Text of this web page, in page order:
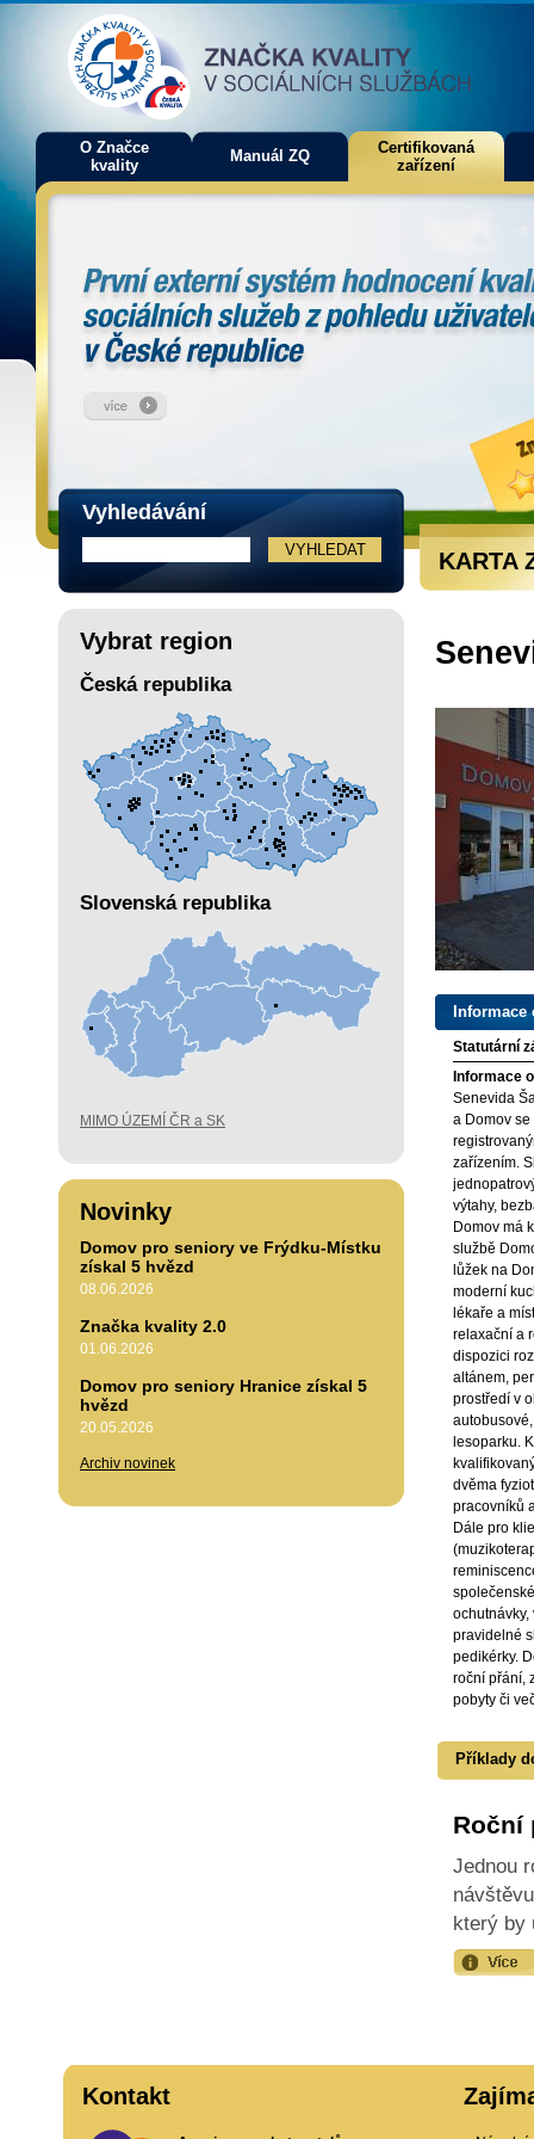
O Značce
kvality
Manuál ZQ
Certifikovaná
zařízení
Vyhledávání
Vybrat region
Česká republika
Slovenská republika
MIMO ÚZEMÍ ČR a SK
Novinky
Domov pro seniory ve Frýdku-Místku
získal 5 hvězd
08.06.2026
Značka kvality 2.0
01.06.2026
Domov pro seniory Hranice získal 5
hvězd
20.05.2026
Archiv novinek
KARTA
Statutární
Informace
Senevida
a Domov
zařízením.
výtahy,
Domov má
službě
lůžek na
moderní
lékaře a
relaxační a
dispozici
altánem,
prostředí v
lesoparku.
dvěma
pracovníků
Dále pro
ochutnávky,
pravidelné
pedikérky.
roční přání,
pobyty či
Příklady
Roční
Jednou
který by
Kontakt